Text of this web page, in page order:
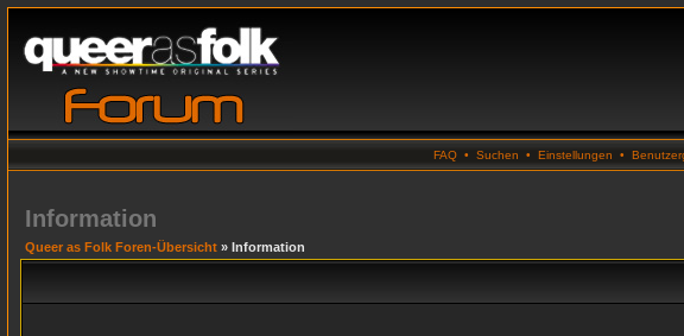
FAQ • Suchen • Einstellungen •
Information
Queer as Folk Foren-Übersicht » Information